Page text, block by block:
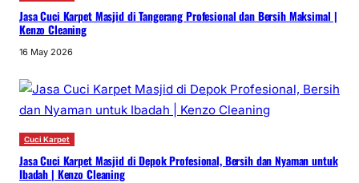
Jasa Cuci Karpet Masjid di Tangerang Profesional dan Bersih Maksimal |
Kenzo Cleaning
16 May 2026
Cuci Karpet
Jasa Cuci Karpet Masjid di Depok Profesional, Bersih dan Nyaman untuk
Ibadah | Kenzo Cleaning